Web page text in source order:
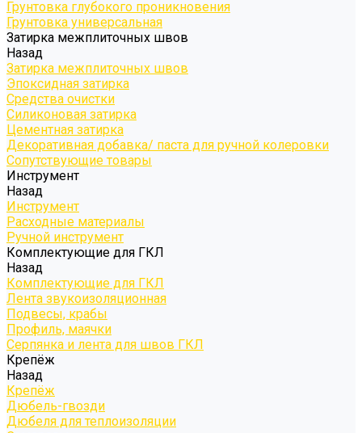
Грунтовка глубокого проникновения
Грунтовка универсальная
Затирка межплиточных швов
Назад
Затирка межплиточных швов
Эпоксидная затирка
Средства очистки
Силиконовая затирка
Цементная затирка
Декоративная добавка/ паста для ручной колеровки
Сопутствующие товары
Инструмент
Назад
Инструмент
Расходные материалы
Ручной инструмент
Комплектующие для ГКЛ
Назад
Комплектующие для ГКЛ
Лента звукоизоляционная
Подвесы, крабы
Профиль, маячки
Серпянка и лента для швов ГКЛ
Крепёж
Назад
Крепёж
Дюбель-гвозди
Дюбеля для теплоизоляции